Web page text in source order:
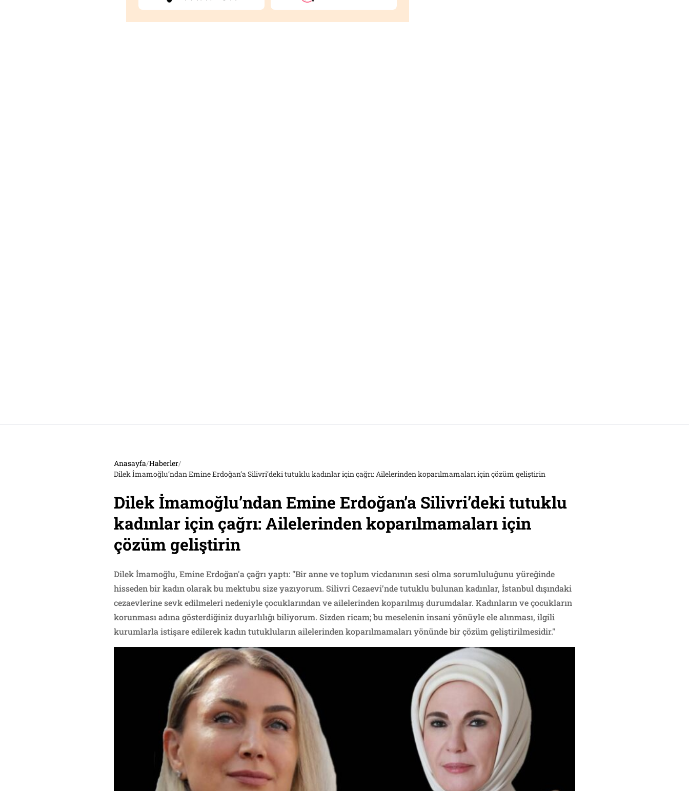
Anasayfa/Haberler/
Dilek İmamoğlu’ndan Emine Erdoğan’a Silivri’deki tutuklu kadınlar için çağrı: Ailelerinden koparılmamaları için çözüm geliştirin
Dilek İmamoğlu’ndan Emine Erdoğan’a Silivri’deki tutuklu
kadınlar için çağrı: Ailelerinden koparılmamaları için
çözüm geliştirin
Dilek İmamoğlu, Emine Erdoğan'a çağrı yaptı: "Bir anne ve toplum vicdanının sesi olma sorumluluğunu yüreğinde
hisseden bir kadın olarak bu mektubu size yazıyorum. Silivri Cezaevi’nde tutuklu bulunan kadınlar, İstanbul dışındaki
cezaevlerine sevk edilmeleri nedeniyle çocuklarından ve ailelerinden koparılmış durumdalar. Kadınların ve çocukların
korunması adına gösterdiğiniz duyarlılığı biliyorum. Sizden ricam; bu meselenin insani yönüyle ele alınması, ilgili
kurumlarla istişare edilerek kadın tutukluların ailelerinden koparılmamaları yönünde bir çözüm geliştirilmesidir."